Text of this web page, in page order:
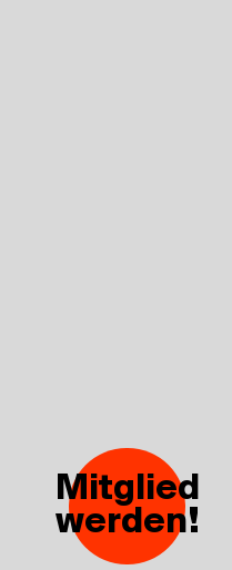
Mitglied
werden!